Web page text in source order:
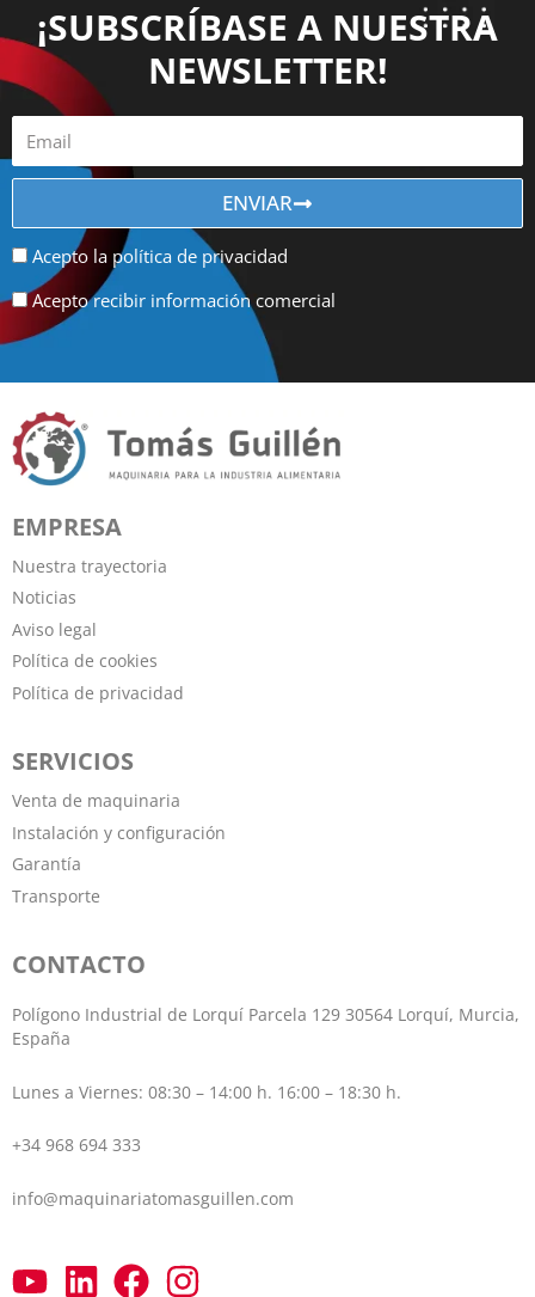
¡SUBSCRÍBASE A NUESTRA
NEWSLETTER!
Acepto la política de privacidad
Acepto recibir información comercial
ENVIAR
EMPRESA
Nuestra trayectoria
Noticias
Aviso legal
Política de cookies
Política de privacidad
SERVICIOS
Venta de maquinaria
Instalación y configuración
Garantía
Transporte
CONTACTO
Polígono Industrial de Lorquí Parcela 129 30564 Lorquí, Murcia,
España
Lunes a Viernes: 08:30 – 14:00 h. 16:00 – 18:30 h.
+34 968 694 333
info@maquinariatomasguillen.com